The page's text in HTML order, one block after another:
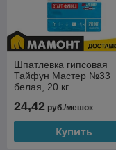
Шпатлевка гипсовая
Тайфун Мастер №33
белая, 20 кг
24,42 руб./мешок
Купить